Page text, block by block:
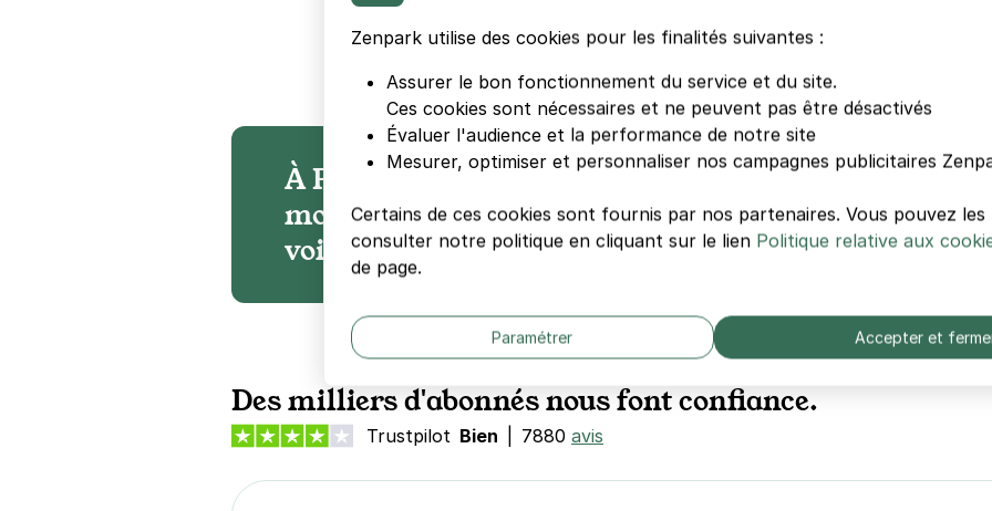
À Paris, nos parkings sont en
moyenne 60% moins cher que la
voirie
Avec Zenpark
Des milliers d'abonnés nous font confiance.
Trustpilot Bien 7880 avis
Zenpark utilise des cookies pour les finalités suivantes :
Assurer le bon fonctionnement du service et du site.
Ces cookies sont nécessaires et ne peuvent pas être désactivés
Évaluer l'audience et la performance de notre site
Mesurer, optimiser et personnaliser nos campagnes publicitaires
Certains de ces cookies sont fournis par nos partenaires. Vous pouvez
consulter notre politique en cliquant sur le lien Politique relative aux
de page.
Paramétrer Accepter et